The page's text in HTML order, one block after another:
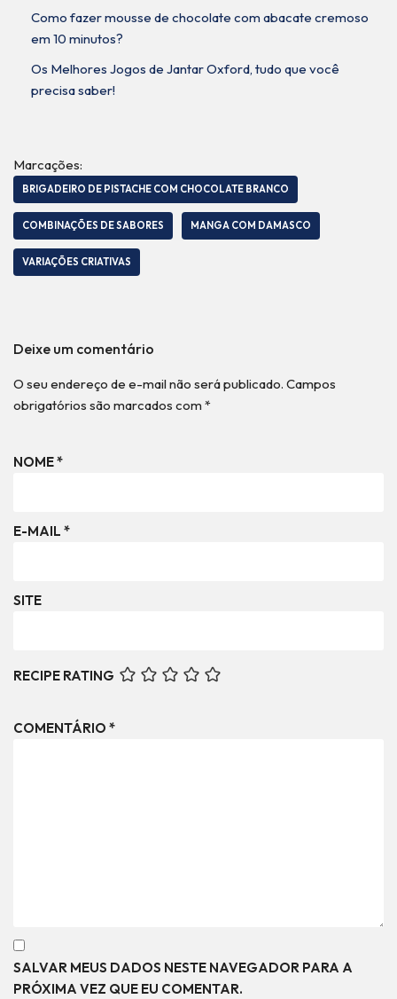
Como fazer mousse de chocolate com abacate cremoso
em 10 minutos?
Os Melhores Jogos de Jantar Oxford, tudo que você
precisa saber!
Marcações:
BRIGADEIRO DE PISTACHE COM CHOCOLATE BRANCO
COMBINAÇÕES DE SABORES MANGA COM DAMASCO
VARIAÇÕES CRIATIVAS
Deixe um comentário
O seu endereço de e-mail não será publicado. Campos
obrigatórios são marcados com *
NOME*
E-MAIL *
SITE
RECIPE RATING
COMENTÁRIO *
SALVAR MEUS DADOS NESTE NAVEGADOR PARA A
PRÓXIMA VEZ QUE EU COMENTAR.